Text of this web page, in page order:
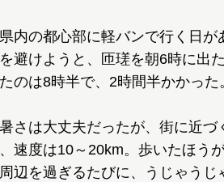
内の都心部に軽バンで行く日が
避けようと、匝瑳を朝6時に出
のは8時半で、2時間半かかった
さは大丈夫だったが、街に近づ
速度は10～20km。歩いたほう
辺を過ぎるたびに、うじゃうじ